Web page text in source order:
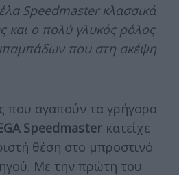
Speedmaster κλασσικά
και ο πολύ γλυκός ρόλος
που στη σκέψη
που αγαπούν τα γρήγορα
Speedmasterκατείχε
θέση στο μπροστινό
Με την πρώτη του